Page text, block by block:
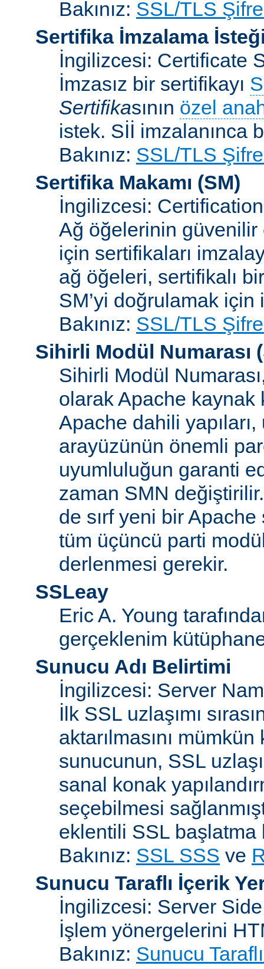
Bakınız: SSL/TLS
Sertifika İmzalama
İngilizcesi: Certificate
İmzasız bir sertifikayı
Sertifikasının özel
istek. Sİİ imzalanınca
Bakınız: SSL/TLS
Sertifika Makamı (SM)
İngilizcesi:
Ağ öğelerinin güvenilir
için sertifikaları
ağ öğeleri, sertifikalı
SM’yi doğrulamak için
Bakınız: SSL/TLS
Sihirli Modül Numarası (
Sihirli Modül
olarak Apache kaynak
Apache dahili
arayüzünün önemli
uyumluluğun garanti
zaman SMN
de sırf yeni bir
tüm üçüncü parti
derlenmesi gerekir.
SSLeay
Eric A. Young
gerçeklenim
Sunucu Adı Belirtimi
İngilizcesi: Server
İlk SSL uzlaşımı
aktarılmasını
sunucunun, SSL
sanal konak
seçebilmesi
eklentili SSL
Bakınız: SSL SSS ve
Sunucu Taraflı İçerik
İngilizcesi: Server
İşlem yönergelerini
Bakınız: Sunucu